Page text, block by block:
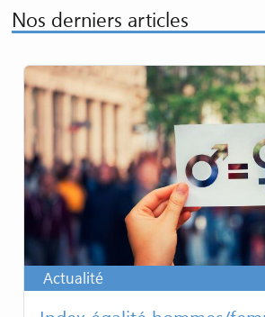
Nos derniers articles
Actualité